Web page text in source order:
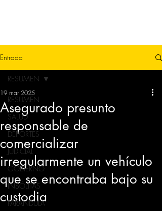
Entrada
RESUMEN
SALUD
DEPORTES
JUDICIAL
GOBIERNO
INSÓLITAS
FARANDULA
RESUMEN
Asegurado presunto
responsable de
comercializar
irregularmente un vehículo
que se encontraba bajo su
custodia
19 mar 2025